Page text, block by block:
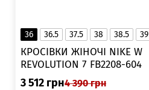
36 36.5 37.5 38 38.5 39
КРОСІВКИ ЖІНОЧІ NIKE W
REVOLUTION 7 FB2208-604
3 512 грн4 390 грн